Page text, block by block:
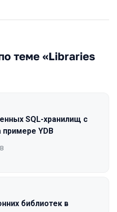
теме «Libraries
SQL-хранилищ с
YDB
библиотек в